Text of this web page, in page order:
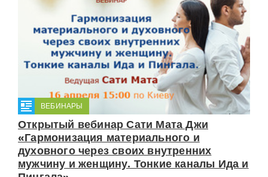
ВЕБИНАРЫ
Открытый вебинар Сати Мата Джи
«Гармонизация материального и
духовного через своих внутренних
мужчину и женщину. Тонкие каналы Ида и